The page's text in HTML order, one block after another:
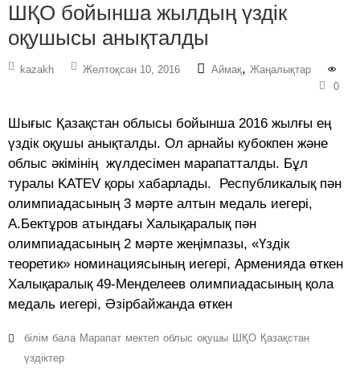
ШҚО бойынша жылдың үздік
оқушысы анықталды
kazakh Желтоқсан 10, 2016 Аймақ, Жаңалықтар
0
Шығыс Қазақстан облысы бойынша 2016 жылғы ең
үздік оқушы анықталды. Ол арнайы кубокпен және
облыс әкімінің жүлдесімен марапатталды. Бұл
туралы KATEV қоры хабарлады. Республикалық пән
олимпиадасының 3 мәрте алтын медаль иегері,
А.Бектұров атындағы Халықаралық пән
олимпиадасының 2 мәрте жеңімпазы, «Үздік
теоретик» номинациясының иегері, Арменияда өткен
Халықаралық 49-Менделеев олимпиадасының қола
медаль иегері, Әзірбайжанда өткен
білім бала Марапат мектеп облыс оқушы ШҚО Қазақстан
үздіктер